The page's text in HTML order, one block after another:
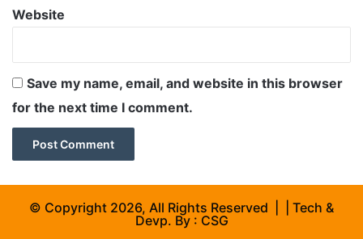
Website
Save my name, email, and website in this browser
for the next time I comment.
© Copyright 2026, All Rights Reserved | | Tech &
Devp. By : CSG